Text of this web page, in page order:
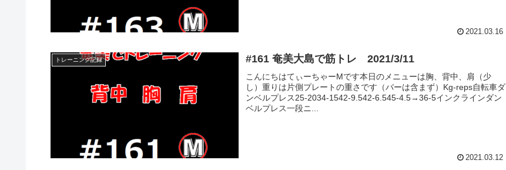
2021.03.16
トレーニング記録 #161 奄美大島で筋トレ 2021/3/11
こんにちはてぃーちゃーMです本日のメニューは胸、背中、肩（少
し）重りは片側プレートの重さです（バーは含まず）Kg-reps自転車ダ
ンベルプレス25-2034-1542-9.542-6.545-4.5→36-5インクラインダン
ベルプレス一段ニ...
2021.03.12